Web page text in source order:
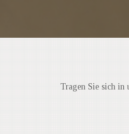
Tragen Sie sich in